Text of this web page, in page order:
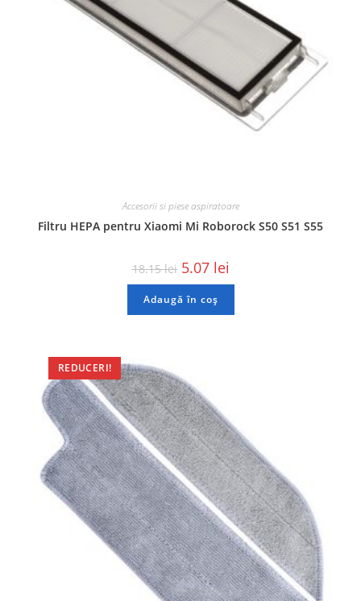
Accesorii si piese aspiratoare
Filtru HEPA pentru Xiaomi Mi Roborock S50 S51 S55
18.15lei 5.07 lei
Adaugă în coș
REDUCERI!